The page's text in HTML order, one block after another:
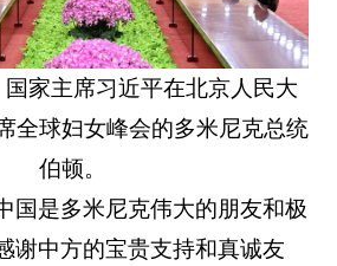
国家主席习近平在北京人民大
全球妇女峰会的多米尼克总统
伯顿。
国是多米尼克伟大的朋友和极
谢中方的宝贵支持和真诚友